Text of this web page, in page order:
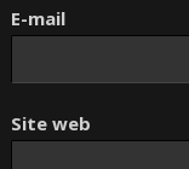
E-mail
Site web